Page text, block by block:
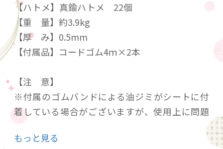
【ハトメ】真鍮ハトメ 22個
【重 量】約3.9kg
【厚 み】0.5mm
【付属品】コードゴム4ｍ×2本
【注 意】
※付属のゴムバンドによる油ジミがシートに付
着している場合がございますが、使用上に問題
はございません。
※梱包の性質上折り筋がついている可能性がご
もっと見る